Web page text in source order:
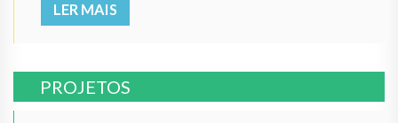
LER MAIS
PROJETOS